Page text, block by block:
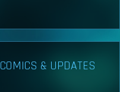
COMICS & UPDATES